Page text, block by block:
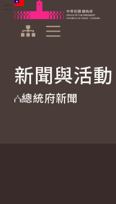
跳到主要內容
中華民國總統府
新聞與活動
總統府新聞